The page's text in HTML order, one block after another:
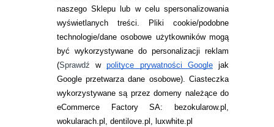
naszego Sklepu lub w celu spersonalizowania
wyświetlanych treści.
Pliki cookie/podobne
technologie/dane osobowe użytkowników mogą
być wykorzystywane do personalizacji reklam
(Sprawdźwpolityce prywatności Googlejak
Google przetwarza dane osobowe). Ciasteczka
wykorzystywane są przez domeny należące do
eCommerce Factory SA: bezokularow.pl,
wokularach.pl, dentilove.pl, luxwhite.pl
INFORMACJE KONTAKTOWE
JAK ZAMAWIAĆ?
ZWROTY I REKLAMACJA
WARUNKI ZAKUPÓW